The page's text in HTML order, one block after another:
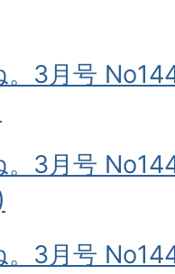
。3月号
。3月号
。3月号